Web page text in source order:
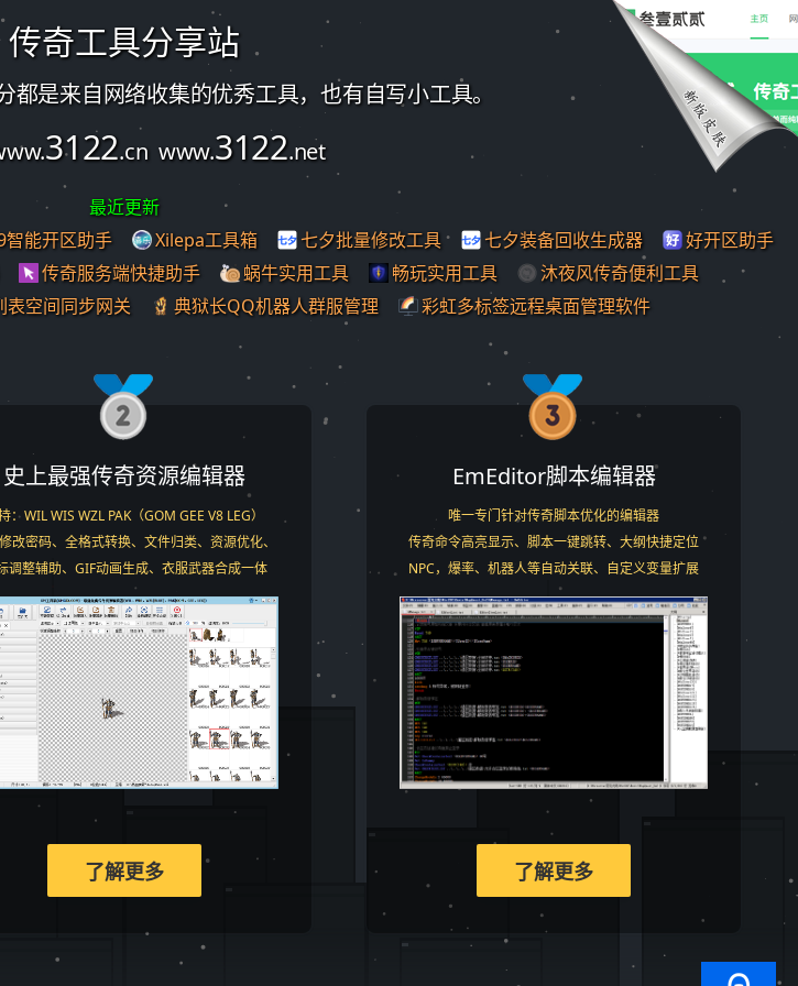
传奇工具分享站
都是来自网络收集的优秀工具，也有自写小工具。
3122.cn www.3122.net
最近更新
智能开区助手 Xilepa工具箱 七夕批量修改工具 七夕装备回收生成器
好开区助手
传奇服务端快捷助手 蜗牛实用工具 畅玩实用工具
沐夜风传奇便利工具
表空间同步网关 典狱长QQ机器人群服管理 彩虹多标签远程桌面管理软件
史上最强传奇资源编辑器
：WIL WIS WZL PAK（GOM GEE V8 LEG）
改密码、全格式转换、文件归类、资源优化、
调整辅助、GIF动画生成、衣服武器合成一体
了解更多
EmEditor脚本编辑器
唯一专门针对传奇脚本优化的编辑器
传奇命令高亮显示、脚本一键跳转、大纲快捷定位
NPC，爆率、机器人等自动关联、自定义变量扩展
了解更多